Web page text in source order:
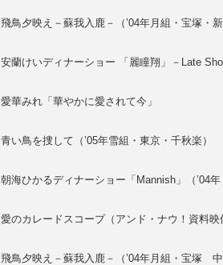
飛鳥夕映え－蘇我入鹿－（’04年月組・宝塚・新
安蘭けいディナーショー 「麗瞳翔」－Late
愛華みれ「華やかに愛されて今」
青い鳥を捜して（’05年雪組・東京・千秋楽）
朝海ひかるディナーショー「Mannish」（’04
愛のカレードスコープ（アンド・ナウ！資料映
飛鳥夕映え－蘇我入鹿－（’04年月組・宝塚 中